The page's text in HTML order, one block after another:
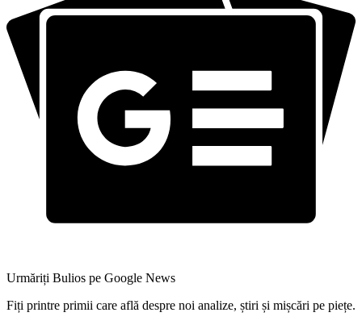
Urmăriți Bulios pe Google News
Fiți printre primii care află despre noi analize, știri și mișcări pe piețe.